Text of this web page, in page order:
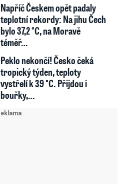
Napříč Českem opět padaly
teplotní rekordy: Na jihu Čech
bylo 37,2 °C, na Moravě
téměř…
Peklo nekončí! Česko čeká
tropický týden, teploty
vystřelí k 39 °C. Přijdou i
bouřky,…